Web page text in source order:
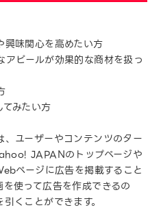
味関心を高めたい方
ピールが効果的な商材を扱っ
みたい方
ユーザーやコンテンツのター
JAPANのトップページや
ページに広告を掲載すること
使って広告を作成できるの
くことができます。